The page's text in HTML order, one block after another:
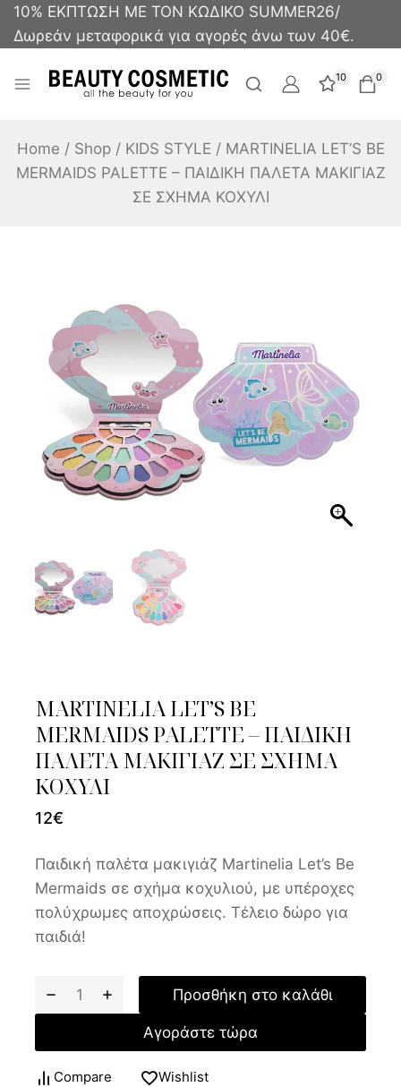
10% ΕΚΠΤΩΣΗ ΜΕ ΤΟΝ ΚΩΔΙΚΟ SUMMER26/
Δωρεάν μεταφορικά για αγορές άνω των 40€.
10 0
Home / Shop / KIDS STYLE / MARTINELIA LET’S BE
MERMAIDS PALETTE – ΠΑΙΔΙΚΗ ΠΑΛΕΤΑ ΜΑΚΙΓΙΑΖ
ΣΕ ΣΧΗΜΑ ΚΟΧΥΛΙ
MARTINELIA LET’S BE
MERMAIDS PALETTE – ΠΑΙΔΙΚΗ
ΠΑΛΕΤΑ ΜΑΚΙΓΙΑΖ ΣΕ ΣΧΗΜΑ
ΚΟΧΥΛΙ
12€
Παιδική παλέτα μακιγιάζ Martinelia Let’s Be
Mermaids σε σχήμα κοχυλιού, με υπέροχες
πολύχρωμες αποχρώσεις. Τέλειο δώρο για
παιδιά!
Προσθήκη στο καλάθι
Αγοράστε τώρα
Compare
Wishlist